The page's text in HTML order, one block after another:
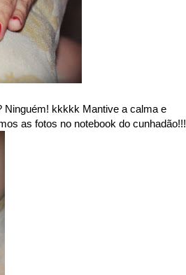
Ninguém! kkkkk Mantive a calma e
as fotos no notebook do cunhadão!!!